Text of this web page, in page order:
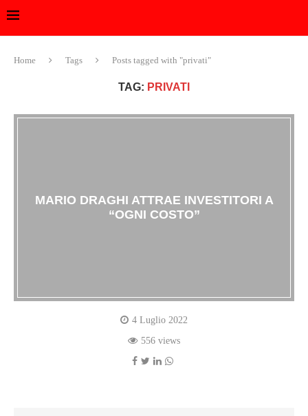
Home Tags Posts tagged with "privati"
TAG: PRIVATI
MARIO DRAGHI ATTRAE INVESTITORI A
“OGNI COSTO”
4 Luglio 2022
556 views